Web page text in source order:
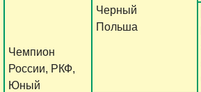
Чемпион
России, РКФ,
Юный
Черный
Польша